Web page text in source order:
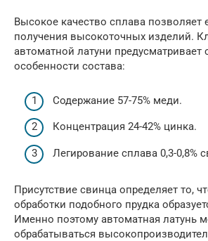
Высокое качество сплава позволяет
получения высокоточных изделий.
автоматной латуни
особенности состава:
Содержание 57-75% меди.
Концентрация 24-42% цинка.
Легирование сплава 0,3-0,8%
Присутствие свинца определяет то,
обработки подобного прудка
Именно поэтому автоматная латунь
обрабатываться